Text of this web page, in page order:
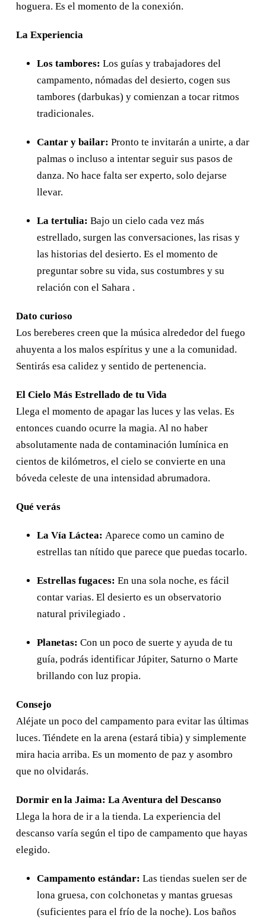
hoguera. Es el momento de la conexión.
La Experiencia
Los tambores: Los guías y trabajadores del
campamento, nómadas del desierto, cogen sus
tambores (darbukas) y comienzan a tocar ritmos
tradicionales.
Cantar y bailar: Pronto te invitarán a unirte, a dar
palmas o incluso a intentar seguir sus pasos de
danza. No hace falta ser experto, solo dejarse
llevar.
La tertulia: Bajo un cielo cada vez más
estrellado, surgen las conversaciones, las risas y
las historias del desierto. Es el momento de
preguntar sobre su vida, sus costumbres y su
relación con el Sahara .
Dato curioso
Los bereberes creen que la música alrededor del fuego
ahuyenta a los malos espíritus y une a la comunidad.
Sentirás esa calidez y sentido de pertenencia.
El Cielo Más Estrellado de tu Vida
Llega el momento de apagar las luces y las velas. Es
entonces cuando ocurre la magia. Al no haber
absolutamente nada de contaminación lumínica en
cientos de kilómetros, el cielo se convierte en una
bóveda celeste de una intensidad abrumadora.
Qué verás
La Vía Láctea: Aparece como un camino de
estrellas tan nítido que parece que puedas tocarlo.
Estrellas fugaces: En una sola noche, es fácil
contar varias. El desierto es un observatorio
natural privilegiado .
Planetas: Con un poco de suerte y ayuda de tu
guía, podrás identificar Júpiter, Saturno o Marte
brillando con luz propia.
Consejo
Aléjate un poco del campamento para evitar las últimas
luces. Tiéndete en la arena (estará tibia) y simplemente
mira hacia arriba. Es un momento de paz y asombro
que no olvidarás.
Dormir en la Jaima: La Aventura del Descanso
Llega la hora de ir a la tienda. La experiencia del
descanso varía según el tipo de campamento que hayas
elegido.
Campamento estándar: Las tiendas suelen ser de
lona gruesa, con colchonetas y mantas gruesas
(suficientes para el frío de la noche). Los baños